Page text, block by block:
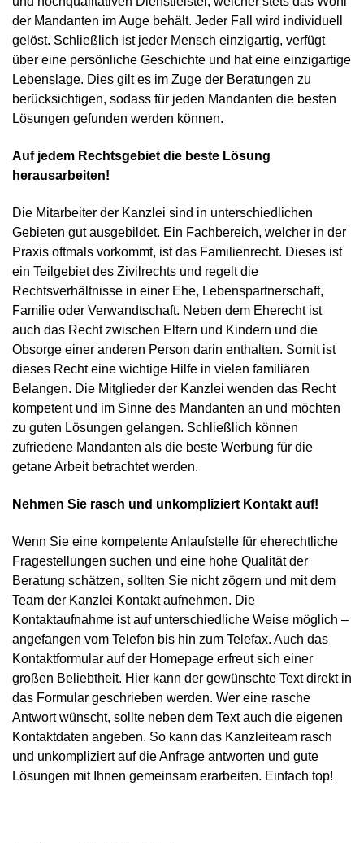
der Mandanten im Auge behält. Jeder Fall wird individuell
gelöst. Schließlich ist jeder Mensch einzigartig, verfügt
über eine persönliche Geschichte und hat eine einzigartige
Lebenslage. Dies gilt es im Zuge der Beratungen zu
berücksichtigen, sodass für jeden Mandanten die besten
Lösungen gefunden werden können.
Auf jedem Rechtsgebiet die beste Lösung
herausarbeiten!
Die Mitarbeiter der Kanzlei sind in unterschiedlichen
Gebieten gut ausgebildet. Ein Fachbereich, welcher in der
Praxis oftmals vorkommt, ist das Familienrecht. Dieses ist
ein Teilgebiet des Zivilrechts und regelt die
Rechtsverhältnisse in einer Ehe, Lebenspartnerschaft,
Familie oder Verwandtschaft. Neben dem Eherecht ist
auch das Recht zwischen Eltern und Kindern und die
Obsorge einer anderen Person darin enthalten. Somit ist
dieses Recht eine wichtige Hilfe in vielen familiären
Belangen. Die Mitglieder der Kanzlei wenden das Recht
kompetent und im Sinne des Mandanten an und möchten
zu guten Lösungen gelangen. Schließlich können
zufriedene Mandanten als die beste Werbung für die
getane Arbeit betrachtet werden.
Nehmen Sie rasch und unkompliziert Kontakt auf!
Wenn Sie eine kompetente Anlaufstelle für eherechtliche
Fragestellungen suchen und eine hohe Qualität der
Beratung schätzen, sollten Sie nicht zögern und mit dem
Team der Kanzlei Kontakt aufnehmen. Die
Kontaktaufnahme ist auf unterschiedliche Weise möglich –
angefangen vom Telefon bis hin zum Telefax. Auch das
Kontaktformular auf der Homepage erfreut sich einer
großen Beliebtheit. Hier kann der gewünschte Text direkt in
das Formular geschrieben werden. Wer eine rasche
Antwort wünscht, sollte neben dem Text auch die eigenen
Kontaktdaten angeben. So kann das Kanzleiteam rasch
und unkompliziert auf die Anfrage antworten und gute
Lösungen mit Ihnen gemeinsam erarbeiten. Einfach top!